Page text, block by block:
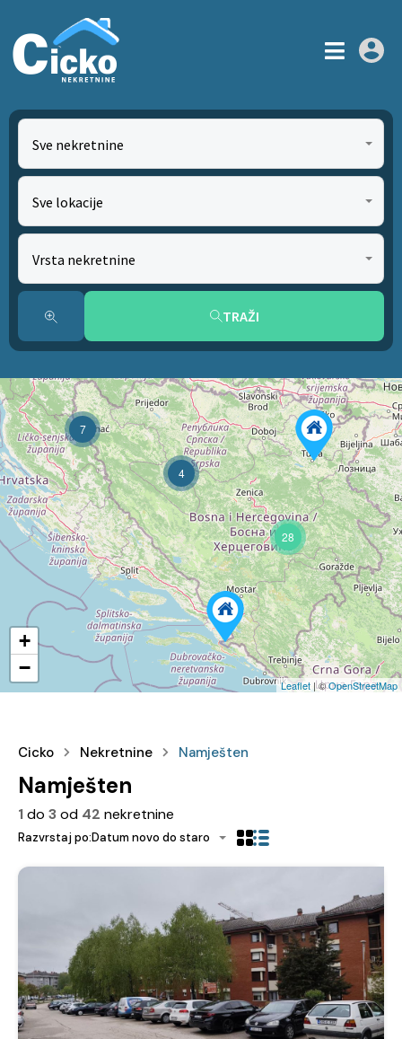
Sve nekretnine
Sve lokacije
Vrsta nekretnine
TRAŽI
28
4
7
+
−
Leaflet | ©OpenStreetMap
Cicko Nekretnine Namješten
Namješten
1do 3od 42 nekretnine
Razvrstaj po:Datum novo do staro